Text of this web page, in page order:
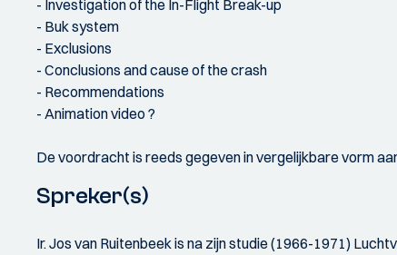
- Investigation of the In-Flight Break-up
- Buk system
- Exclusions
- Conclusions and cause of the crash
- Recommendations
- Animation video ?
De voordracht is reeds gegeven in vergelijkbare vorm
Spreker(s)
Ir. Jos van Ruitenbeek is na zijn studie (1966-1971)